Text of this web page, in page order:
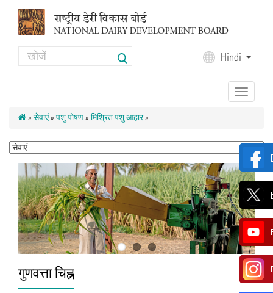
Search Hindi
Toggle
navigation
» सेवाएं» पशु पोषण» मिश्रित पशु आहार»
गुणवत्ता चिह्न